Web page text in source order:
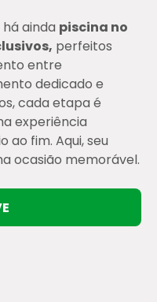
ainda piscina no
perfeitos
entre
dedicado e
cada etapa é
experiência
ao fim. Aqui, seu
ocasião memorável.